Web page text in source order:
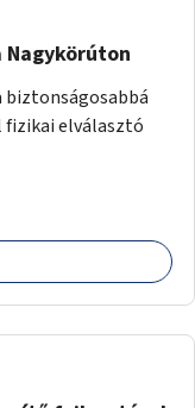
Nagykörúton
elválasztó